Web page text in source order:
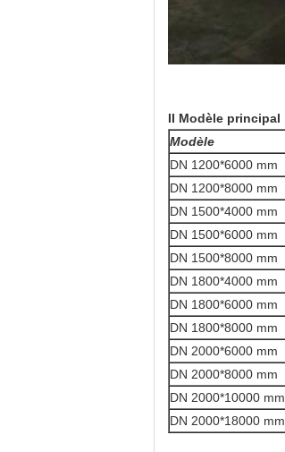
II Modèle principal
Modèle
DN 1200*6000 mm
DN 1200*8000 mm
DN 1500*4000 mm
DN 1500*6000 mm
DN 1500*8000 mm
DN 1800*4000 mm
DN 1800*6000 mm
DN 1800*8000 mm
DN 2000*6000 mm
DN 2000*8000 mm
DN 2000*10000 mm
DN 2000*18000 mm